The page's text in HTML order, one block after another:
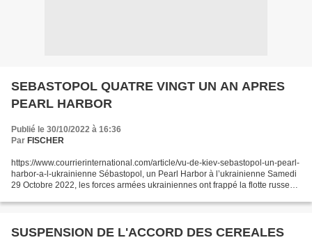
SEBASTOPOL QUATRE VINGT UN AN APRES
PEARL HARBOR
Publié le 30/10/2022 à 16:36
Par FISCHER
https://www.courrierinternational.com/article/vu-de-kiev-sebastopol-un-pearl-
harbor-a-l-ukrainienne Sébastopol, un Pearl Harbor à l’ukrainienne Samedi
29 Octobre 2022, les forces armées ukrainiennes ont frappé la flotte russe
SUSPENSION DE L'ACCORD DES CEREALES